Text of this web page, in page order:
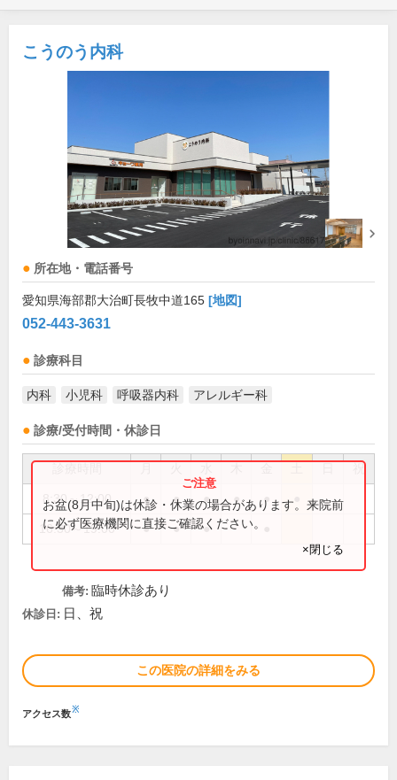
こうのう内科
所在地・電話番号
愛知県海部郡大治町長牧中道165 [地図]
052-443-3631
診療科目
内科 小児科 呼吸器内科 アレルギー科
診療/受付時間・休診日
祝
8:30～12:00 ● ● ● ● ●
16:30～19:00 ● ● ●
お盆(8月中旬)は休診・休業の場合があります。来院前
に必ず医療機関に直接ご確認ください。
×閉じる
備考: 臨時休診あり
休診日: 日、祝
この医院の詳細をみる
アクセス数※